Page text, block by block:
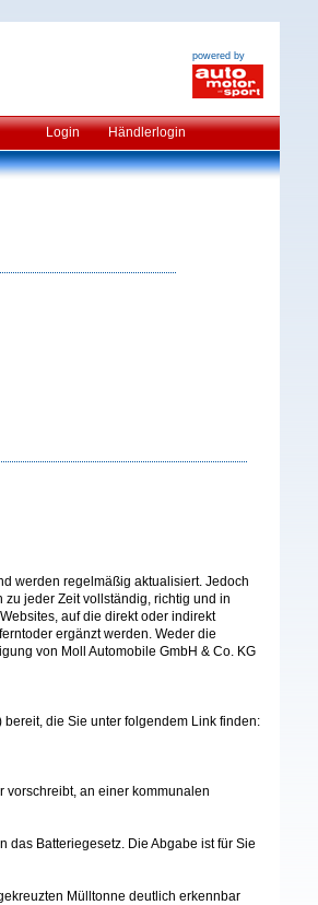
powered by
Login Händlerlogin
werden regelmäßig aktualisiert. Jedoch
jeder Zeit vollständig, richtig und in
auf die direkt oder indirekt
ergänzt werden. Weder die
von Moll Automobile GmbH & Co. KG
die Sie unter folgendem Link finden:
vorschreibt, an einer kommunalen
das Batteriegesetz. Die Abgabe ist für Sie
Mülltonne deutlich erkennbar